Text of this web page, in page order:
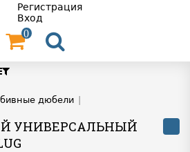
Регистрация
Вход
0
дюбели
УНИВЕРСАЛЬНЫЙ